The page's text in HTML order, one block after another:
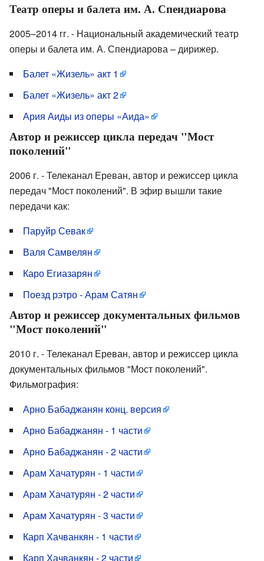
Театр оперы и балета им. А. Спендиарова
2005–2014 гг. - Национальный академический театр
оперы и балета им. А. Спендиарова – дирижер.
Балет «Жизель» акт 1
Балет «Жизель» акт 2
Ария Аиды из оперы «Аида»
Автор и режиссер цикла передач "Мост
поколений"
2006 г. - Телеканал Ереван, автор и режиссер цикла
передач "Мост поколений". В эфир вышли такие
передачи как:
Паруйр Севак
Валя Самвелян
Каро Егиазарян
Поезд рэтро - Арам Сатян
Автор и режиссер документальных фильмов
"Мост поколений"
2010 г. - Телеканал Ереван, автор и режиссер цикла
документальных фильмов "Мост поколений".
Фильмография:
Арно Бабаджанян конц. версия
Арно Бабаджанян - 1 части
Арно Бабаджанян - 2 части
Арам Хачатурян - 1 части
Арам Хачатурян - 2 части
Арам Хачатурян - 3 части
Карп Хачванкян - 1 части
Карп Хачванкян - 2 части